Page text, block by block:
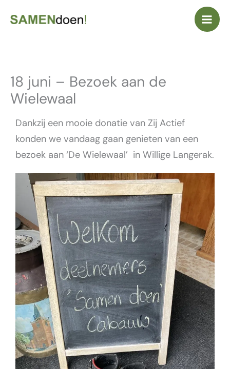
naar
18 juni – Bezoek aan de
Wielewaal
Dankzij een mooie donatie van Zij Actief
konden we vandaag gaan genieten van een
bezoek aan ‘De Wielewaal’ in Willige Langerak.